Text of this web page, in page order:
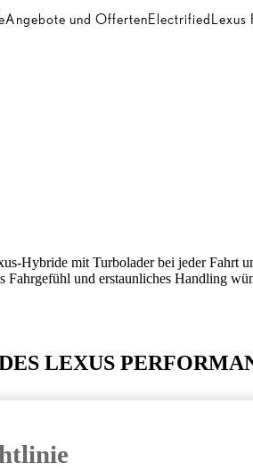
Angebote und OffertenElectrifiedLexus
Hybride mit Turbolader bei jeder
und erstaunliches Handling
LEXUS